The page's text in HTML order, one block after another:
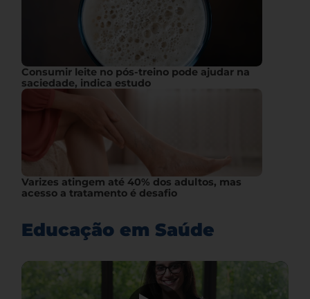
Consumir leite no pós-treino pode ajudar na
saciedade, indica estudo
Varizes atingem até 40% dos adultos, mas
acesso a tratamento é desafio
Educação em Saúde